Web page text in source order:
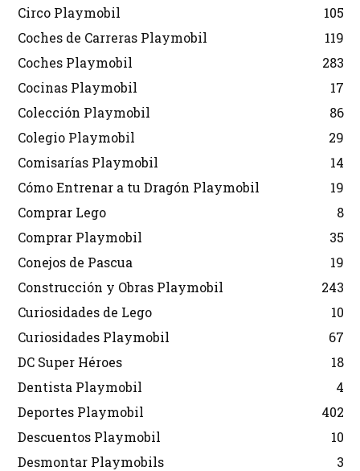
Circo Playmobil
105
Coches de Carreras Playmobil
119
Coches Playmobil
283
Cocinas Playmobil
17
Colección Playmobil
86
Colegio Playmobil
29
Comisarías Playmobil
14
Cómo Entrenar a tu Dragón Playmobil
19
Comprar Lego
8
Comprar Playmobil
35
Conejos de Pascua
19
Construcción y Obras Playmobil
243
Curiosidades de Lego
10
Curiosidades Playmobil
67
DC Super Héroes
18
Dentista Playmobil
4
Deportes Playmobil
402
Descuentos Playmobil
10
Desmontar Playmobils
3